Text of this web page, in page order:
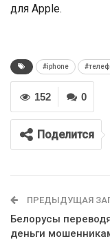
для Apple.
#iphone
0
152
Поделится
ПРЕДЫДУЩАЯ
Белорусы
деньги